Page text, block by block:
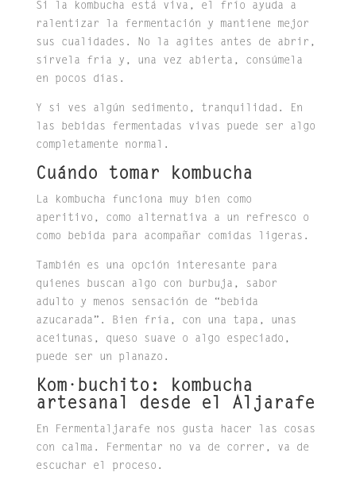
Si la kombucha está viva, el frío ayuda a
ralentizar la fermentación y mantiene mejor
sus cualidades. No la agites antes de abrir,
sírvela fría y, una vez abierta, consúmela
en pocos días.
Y si ves algún sedimento, tranquilidad. En
las bebidas fermentadas vivas puede ser algo
completamente normal.
Cuándo tomar kombucha
La kombucha funciona muy bien como
aperitivo, como alternativa a un refresco o
como bebida para acompañar comidas ligeras.
También es una opción interesante para
quienes buscan algo con burbuja, sabor
adulto y menos sensación de “bebida
azucarada”. Bien fría, con una tapa, unas
aceitunas, queso suave o algo especiado,
puede ser un planazo.
Kom·buchito: kombucha
artesanal desde el Aljarafe
En Fermentaljarafe nos gusta hacer las cosas
con calma. Fermentar no va de correr, va de
escuchar el proceso.